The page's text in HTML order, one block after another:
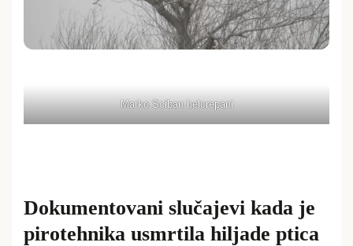
Marko Sciban belorepani
Dokumentovani slučajevi kada je
pirotehnika usmrtila hiljade ptica